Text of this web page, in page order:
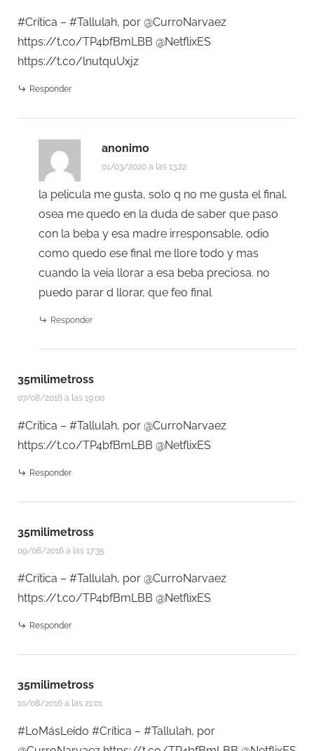
#Crítica – #Tallulah, por @CurroNarvaez
https://t.co/TP4bfBmLBB @NetflixES
https://t.co/lnutquUxjz
Responder
anonimo
01/03/2020 a las 13:22
la pelicula me gusta, solo q no me gusta el final,
osea me quedo en la duda de saber que paso
con la beba y esa madre irresponsable, odio
como quedo ese final me llore todo y mas
cuando la veia llorar a esa beba preciosa. no
puedo parar d llorar, que feo final
Responder
35milimetross
07/08/2016 a las 19:00
#Crítica – #Tallulah, por @CurroNarvaez
https://t.co/TP4bfBmLBB @NetflixES
Responder
35milimetross
09/08/2016 a las 17:35
#Crítica – #Tallulah, por @CurroNarvaez
https://t.co/TP4bfBmLBB @NetflixES
Responder
35milimetross
10/08/2016 a las 21:01
#LoMásLeído #Crítica – #Tallulah, por